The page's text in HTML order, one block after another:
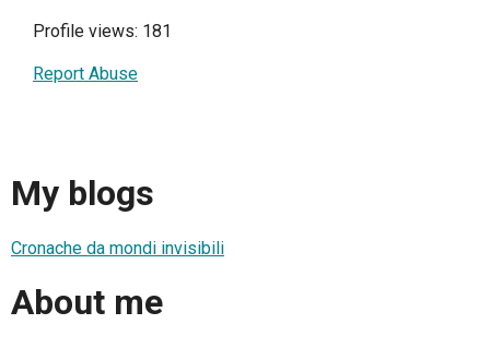
Profile views: 181
Report Abuse
My blogs
Cronache da mondi invisibili
About me